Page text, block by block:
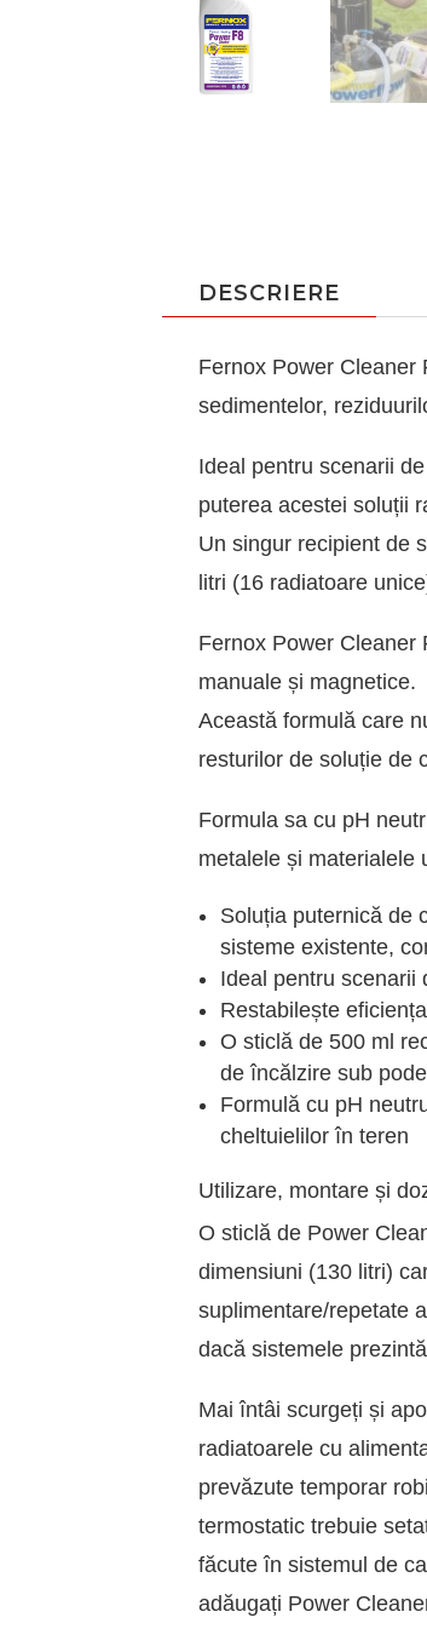
DESCRIERE
Fernox Power Cleaner
sedimentelor,
Ideal pentru scenarii
puterea acestei soluții
Un singur recipient de
litri (16 radiatoare
Fernox Power Cleaner
manuale și magnetice.
Această formulă care
resturilor de soluție de
Formula sa cu pH
metalele și materialele
Soluția puternică de
sisteme existente,
Ideal pentru scenarii
Restabilește
O sticlă de 500 ml
de încălzire sub
Formulă cu pH
cheltuielilor în teren
Utilizare, montare și
O sticlă de Power
dimensiuni (130 litri)
suplimentare/repetate
dacă sistemele
Mai întâi scurgeți și
radiatoarele cu
prevăzute temporar
termostatic trebuie
făcute în sistemul de
adăugați Power